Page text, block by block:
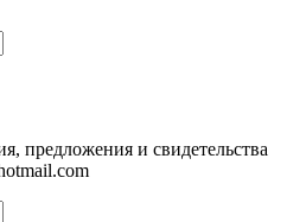
предложения и свидетельства